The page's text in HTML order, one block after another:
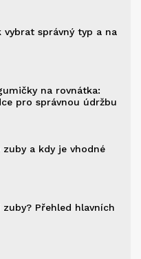
vybrat správný typ a na
na rovnátka:
pro správnou údržbu
a kdy je vhodné
Přehled hlavních